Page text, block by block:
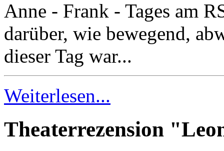
Anne - Frank - Tages am
darüber, wie bewegend,
dieser Tag war...
Weiterlesen...
Theaterrezension